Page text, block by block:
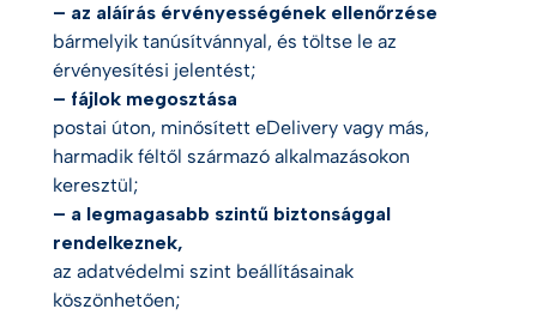
– az aláírás érvényességének ellenőrzése
bármelyik tanúsítvánnyal, és töltse le az
érvényesítési jelentést;
– fájlok megosztása
postai úton, minősített eDelivery vagy más,
harmadik féltől származó alkalmazásokon
keresztül;
– a legmagasabb szintű biztonsággal
rendelkeznek,
az adatvédelmi szint beállításainak
köszönhetően;